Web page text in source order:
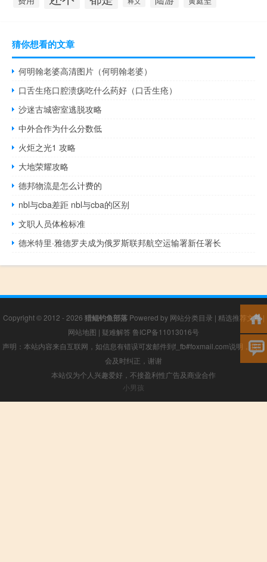
猜你想看的文章
何明翰老婆高清图片（何明翰老婆）
口舌生疮口腔溃疡吃什么药好（口舌生疮）
沙迷古城密室逃脱攻略
中外合作为什么分数低
火炬之光1 攻略
大地荣耀攻略
德邦物流是怎么计费的
nbl与cba差距 nbl与cba的区别
文职人员体检标准
德米特里·雅德罗夫成为俄罗斯联邦航空运输署新任署长
Copyright © 2012 - 2026 猎鲲钓鱼部落Powered by 网站分类目录 | 精选推荐文章|
网站地图 | 疑难解答 鲁ICP备11013016号
声明：本站内容来自互联网，如信息有错误可发邮件到f_fb#foxmail.com说明，我们
会及时纠正，谢谢
本站仅为个人兴趣爱好，不接盈利性广告及商业合作
小男孩